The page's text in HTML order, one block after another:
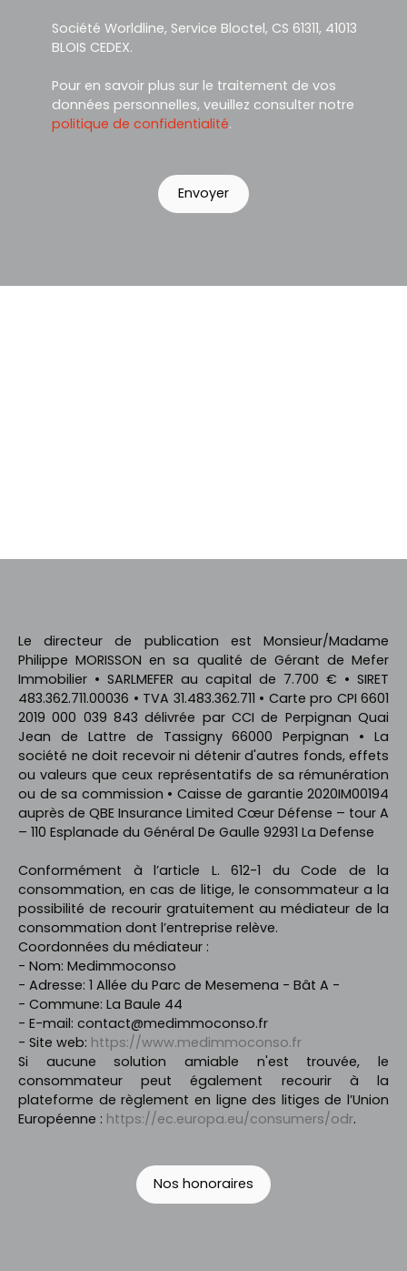
Société Worldline, Service Bloctel, CS 61311, 41013
BLOIS CEDEX.
Pour en savoir plus sur le traitement de vos
données personnelles, veuillez consulter notre
politique de confidentialité.
Envoyer
Le directeur de publication est Monsieur/Madame
Philippe MORISSON en sa qualité de Gérant de Mefer
Immobilier • SARLMEFER au capital de 7.700 € • SIRET
483.362.711.00036 • TVA 31.483.362.711 • Carte pro CPI 6601
2019 000 039 843 délivrée par CCI de Perpignan Quai
Jean de Lattre de Tassigny 66000 Perpignan • La
société ne doit recevoir ni détenir d'autres fonds, effets
ou valeurs que ceux représentatifs de sa rémunération
ou de sa commission • Caisse de garantie 2020IM00194
auprès de QBE Insurance Limited Cœur Défense – tour A
– 110 Esplanade du Général De Gaulle 92931 La Defense
Conformément à l’article L. 612-1 du Code de la
consommation, en cas de litige, le consommateur a la
possibilité de recourir gratuitement au médiateur de la
consommation dont l’entreprise relève.
Coordonnées du médiateur :
- Nom: Medimmoconso
- Adresse: 1 Allée du Parc de Mesemena - Bât A -
- Commune: La Baule 44
- E-mail: contact@medimmoconso.fr
- Site web: https://www.medimmoconso.fr
Si aucune solution amiable n'est trouvée, le
consommateur peut également recourir à la
plateforme de règlement en ligne des litiges de l’Union
Européenne : https://ec.europa.eu/consumers/odr.
Nos honoraires